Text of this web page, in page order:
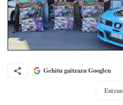
Gehitu gaitzazu Googlen
Entzun